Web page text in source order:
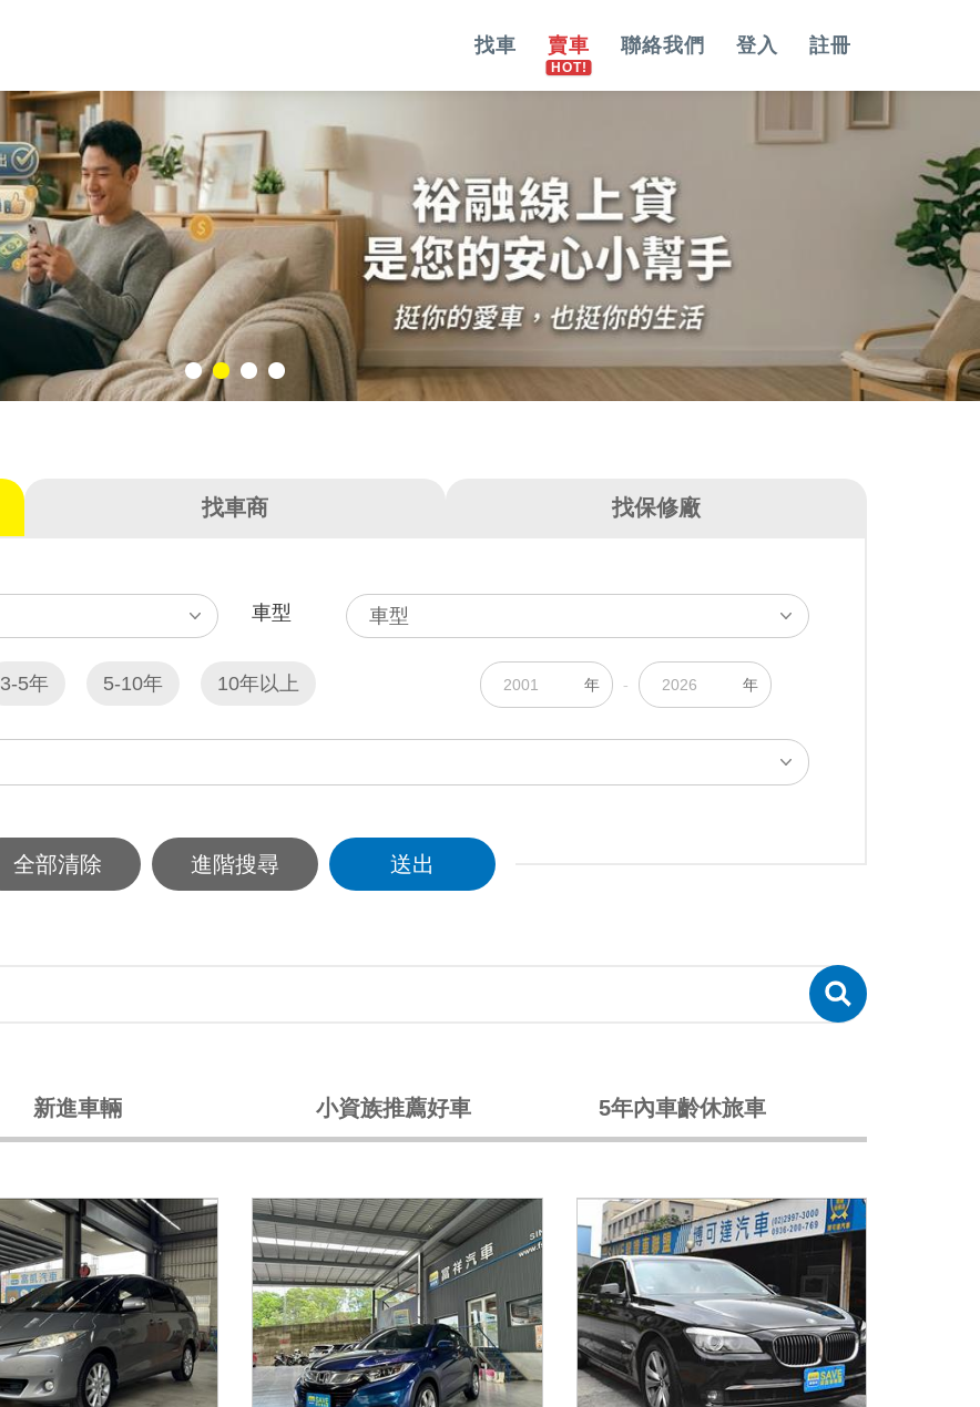
找車 賣車 聯絡我們 登入 註冊
找車商 找保修廠
車型
3-5年 5-10年 10年以上 年 - 年
雲林縣 嘉義市 嘉義縣 台南市
全部清除 進階搜尋 送出
新進車輛 小資族推薦好車 5年內車齡休旅車